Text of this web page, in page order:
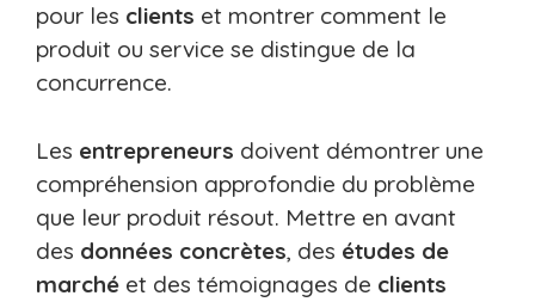
pour les clients et montrer comment le
produit ou service se distingue de la
concurrence.
Les entrepreneurs doivent démontrer une
compréhension approfondie du problème
que leur produit résout. Mettre en avant
des données concrètes, des études de
marché et des témoignages de clients